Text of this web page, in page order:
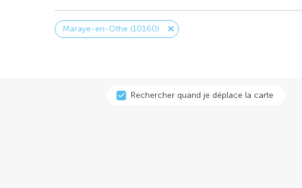
Maraye-en-Othe (10160)
Rechercher quand je déplace la carte